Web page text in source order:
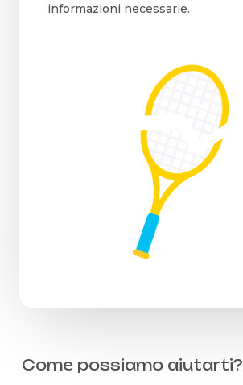
informazioni necessarie.
Come possiamo aiutarti?